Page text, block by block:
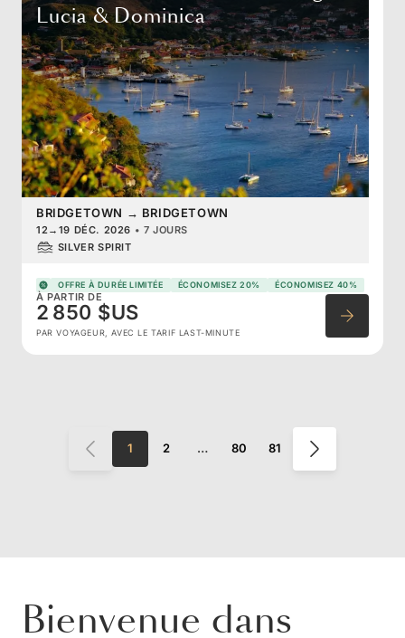
Lucia & Dominica
BRIDGETOWN → BRIDGETOWN
12→ 19 DÉC. 2026 • 7 JOURS
SILVER SPIRIT
OFFRE À DURÉE LIMITÉE ÉCONOMISEZ 20% ÉCONOMISEZ 40%
À PARTIR DE
2 850 $US
PAR VOYAGEUR, AVEC LE TARIF LAST-MINUTE
1 2 … 80 81
Bienvenue dans